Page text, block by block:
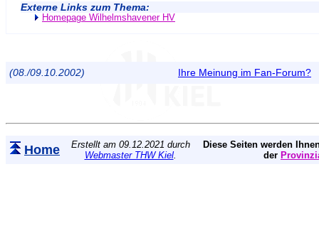
Externe Links zum Thema:
Homepage Wilhelmshavener HV
(08./09.10.2002) Ihre Meinung im Fan-Forum?
Home
Erstellt am 09.12.2021 durch
Webmaster THW Kiel.
Diese Seiten werden
der